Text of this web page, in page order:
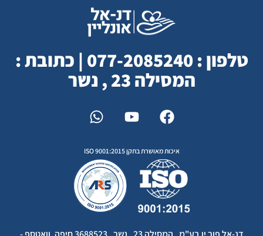
טלפון : 077-2085240 | כתובת :
המסילה 23 , נשר
איכות מאושרת בתקן ISO 9001:2015